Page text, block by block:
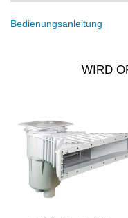
Bedienungsanleitung
WIRD